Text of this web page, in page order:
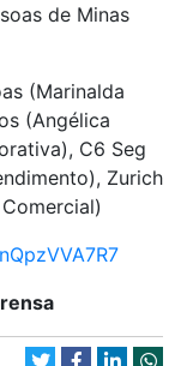
de Minas
(Marinalda
(Angélica
C6 Seg
Zurich